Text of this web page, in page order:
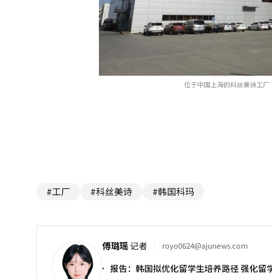
位于中国上海的科丝美诗工厂
#工厂 #科丝美诗 #韩国科玛
傅璐瑶记者 royo0624@ajunews.com
报告：韩国拟优化留学生培养路径 强化留